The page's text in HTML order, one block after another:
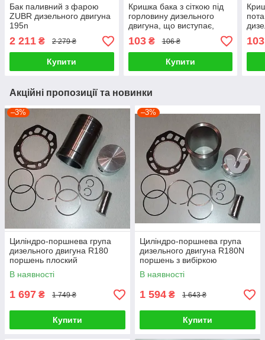
Бак паливний з фарою
ZUBR дизельного двигуна
195n
2 211 ₴ 2 279 ₴
Купити
Кришка бака з сіткою під
горловину дизельного
двигуна, що виступає,
180n
103₴ 106 ₴
Купити
103
Акційні пропозиції та новинки
–3%
Циліндро-поршнева група
дизельного двигуна R180
поршень плоский
В наявності
1 697 ₴ 1 749 ₴
Купити
–3%
Циліндро-поршнева група
дизельного двигуна R180N
поршень з вибіркою
В наявності
1 594 ₴ 1 643 ₴
Купити